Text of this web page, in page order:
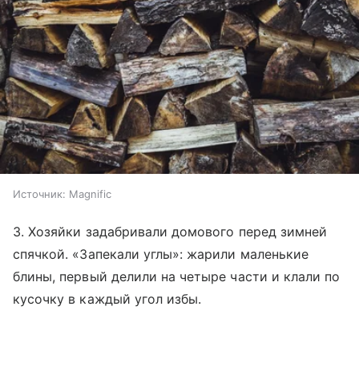
Источник: Magnific
3. Хозяйки задабривали домового перед зимней
спячкой. «Запекали углы»: жарили маленькие
блины, первый делили на четыре части и клали по
кусочку в каждый угол избы.